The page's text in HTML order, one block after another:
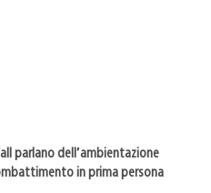
parlano dell’ambientazione
in prima persona